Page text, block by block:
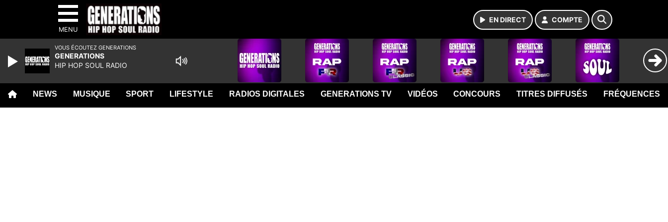
MENU
EN DIRECT COMPTE
NEWS MUSIQUE SPORT LIFESTYLE RADIOS DIGITALES GENERATIONS TV VIDÉOS CONCOURS TITRES DIFFUSÉS FRÉQUENCES
VOUS ÉCOUTEZ GENERATIONS
GENERATIONS
HIP HOP SOUL RADIO